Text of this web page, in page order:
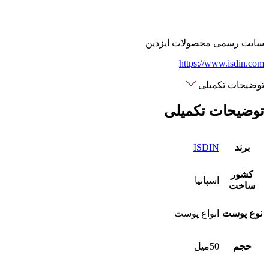
سایت رسمی محصولات ایزدین
https://www.isdin.com
توضیحات تکمیلی
توضیحات تکمیلی
برند ISDIN
کشور
ساخت
اسپانیا
نوع پوست انواع پوست
حجم 50میل